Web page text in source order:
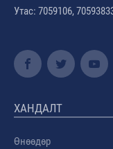
Утас: 7059106,
ХАНДАЛТ
Өнөөдөр